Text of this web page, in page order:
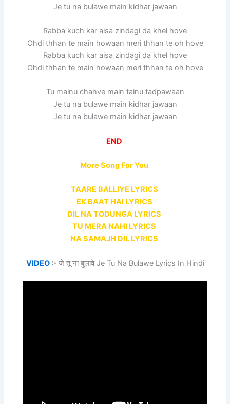
Je tu na bulawe main kidhar jawaan
Rabba kuch kar aisa zindagi da khel hove
Ohdi thhan te main howaan meri thhan te oh hove
Rabba kuch kar aisa zindagi da khel hove
Ohdi thhan te main howaan meri thhan te oh hove
Tu mainu chahve main tainu tadpawaan
Je tu na bulawe main kidhar jawaan
Je tu na bulawe main kidhar jawaan
END
More Song For You
TAARE BALLIYE LYRICS
EK BAAT HAI LYRICS
DIL NA TODUNGA LYRICS
TU MERA NAHI LYRICS
NA SAMAJH DIL LYRICS
VIDEO:- जे तू ना बुलावे Je Tu Na Bulawe Lyrics In Hindi